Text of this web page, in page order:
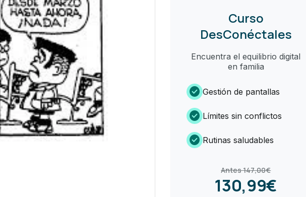
Curso
DesConéctales
Encuentra el equilibrio digital
en familia
check_circle Gestión de pantallas
check_circle Límites sin conflictos
check_circle Rutinas saludables
Antes 147,00€
130,99€